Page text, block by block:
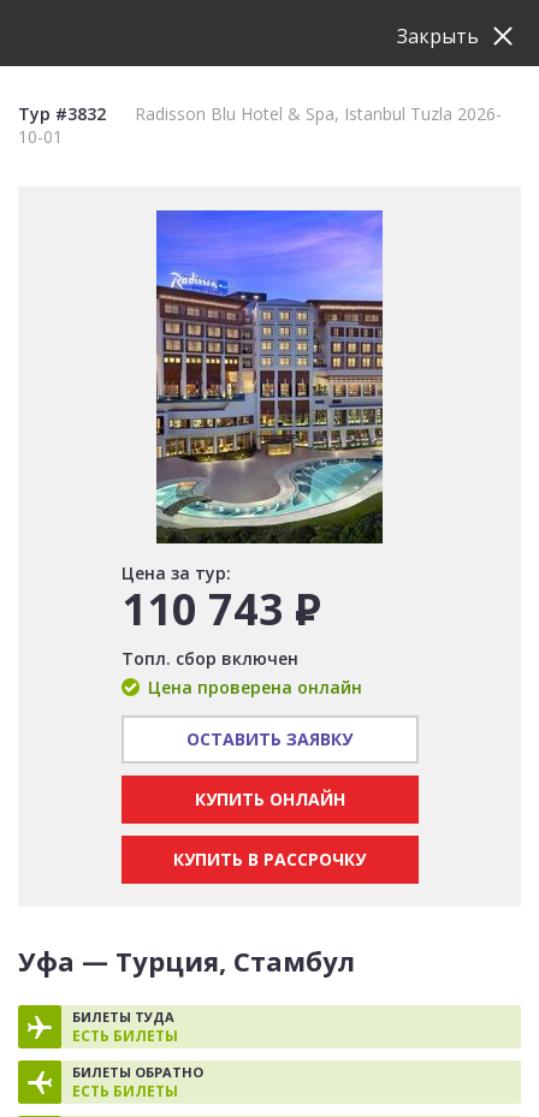
Тур #3832
Radisson Blu Hotel & Spa, Istanbul Tuzla 2026-
10-01
Уфа — Турция, Стамбул
БИЛЕТЫ ТУДА
ЕСТЬ БИЛЕТЫ
БИЛЕТЫ ОБРАТНО
ЕСТЬ БИЛЕТЫ
Цена за тур:
110 743 Р
Топл. сбор включен
Цена проверена онлайн
ОСТАВИТЬ ЗАЯВКУ
КУПИТЬ ОНЛАЙН
КУПИТЬ В РАССРОЧКУ
Закрыть